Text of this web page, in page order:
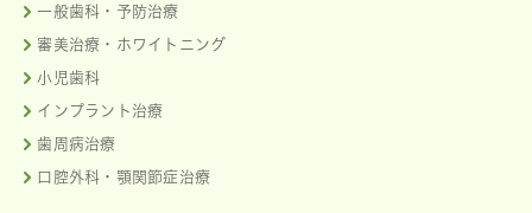
一般歯科・予防治療
審美治療・ホワイトニング
小児歯科
インプラント治療
歯周病治療
口腔外科・顎関節症治療